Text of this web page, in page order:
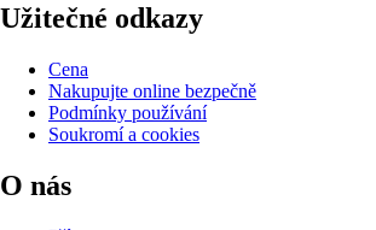
Užitečné odkazy
Cena
Nakupujte online bezpečně
Podmínky používání
Soukromí a cookies
O nás